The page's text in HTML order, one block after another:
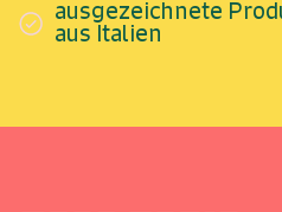
ausgezeichnete
aus Italien